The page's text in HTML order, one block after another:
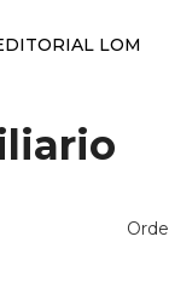
LOM